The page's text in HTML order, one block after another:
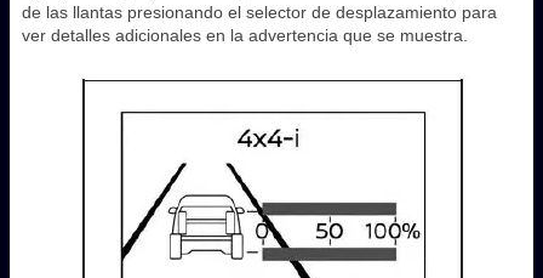
de las llantas presionando el selector de desplazamiento para
ver detalles adicionales en la advertencia que se muestra.